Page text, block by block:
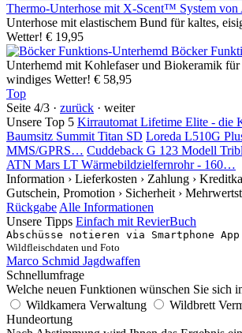
Thermo-Unterhose mit X-Scent™ System
Unterhose mit elastischem Bund für kaltes,
Wetter! € 19,95
Böcker
Unterhemd mit Kohlefaser und Biokeramik für
windiges Wetter! € 58,95
Top
Seite 4/3 · zurück · weiter
Unsere Top 5 Kirrautomat Lifetime Elite - die
Baumsitz Summit Titan SD Loreda L510G
MMS/GPRS… Cuddeback G 123 Modell
ATN Mars LT Wärmebildzielfernrohr - 160…
Information › Lieferkosten › Zahlung ›
Gutschein, Promotion › Sicherheit ›
Rückgabe Alle Informationen
Unsere Tipps Einfach mit RevierBuch
Abschüsse notieren via Smartphone App
Wildfleischdaten und Foto
Marco Schmid Jagdwaffen
Schnellumfrage
Welche neuen Funktionen wünschen Sie sich
Wildkamera Verwaltung
Wildbrett
Hundeortung